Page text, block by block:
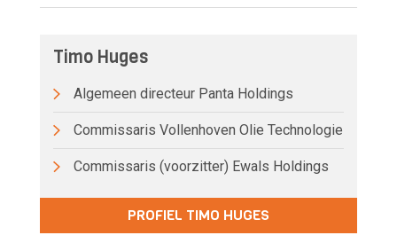
Timo Huges
Algemeen directeur Panta Holdings
Commissaris Vollenhoven Olie Technologie
Commissaris (voorzitter) Ewals Holdings
PROFIEL TIMO HUGES